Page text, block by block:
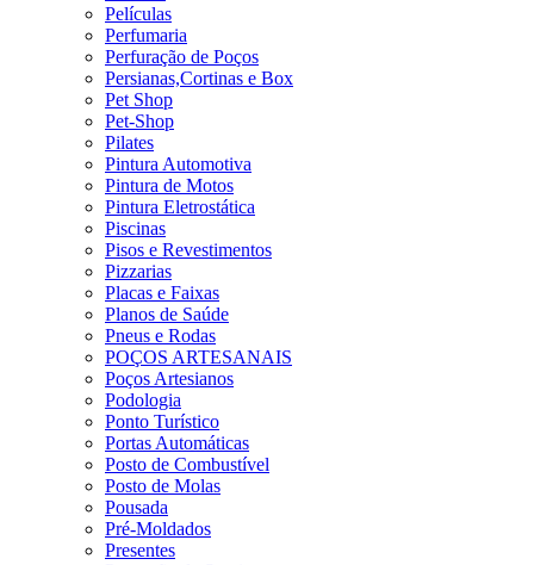
Películas
Perfumaria
Perfuração de Poços
Persianas,Cortinas e Box
Pet Shop
Pet-Shop
Pilates
Pintura Automotiva
Pintura de Motos
Pintura Eletrostática
Piscinas
Pisos e Revestimentos
Pizzarias
Placas e Faixas
Planos de Saúde
Pneus e Rodas
POÇOS ARTESANAIS
Poços Artesianos
Podologia
Ponto Turístico
Portas Automáticas
Posto de Combustível
Posto de Molas
Pousada
Pré-Moldados
Presentes